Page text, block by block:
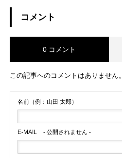
コメント
0 コメント
この記事へのコメントはありません。
名前（例：山田 太郎）
E-MAIL - 公開されません -